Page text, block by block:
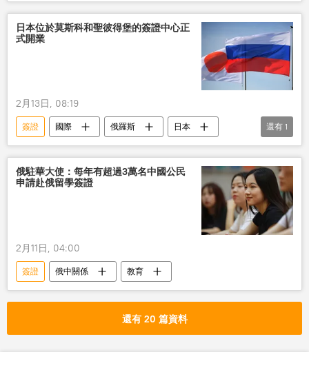
日本位於莫斯科和聖彼得堡的簽證中心正
式開業
2月13日, 08:19
簽證 國際 俄羅斯
日本
中心
還有 1
俄駐華大使：每年有超過3萬名中國公民
申請赴俄留學簽證
2月11日, 04:00
簽證 俄中關係 教育
還有 20 篇資料